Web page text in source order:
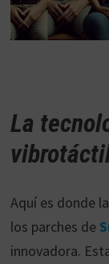
La
Aquí es donde
los parches de
innovadora.